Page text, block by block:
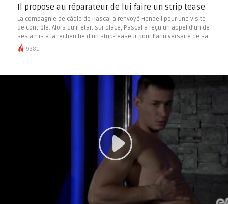
Il propose au réparateur de lui faire un strip tease
La compagnie de câble de Pascal a renvoyé Hendell pour une visite
de contrôle. Alors qu’il était sur place, Pascal a reçu un appel d’un de
ses amis à la recherche d’un strip-teaseur pour l’anniversaire de sa
femme. Pascal pensa instantanément au magnifique réparateur
devant lui.
9381